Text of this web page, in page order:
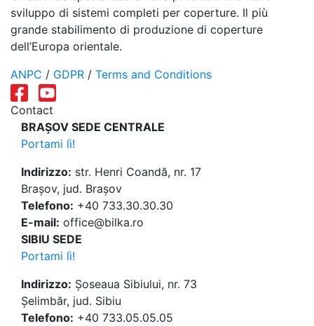
sviluppo di sistemi completi per coperture. Il più
grande stabilimento di produzione di coperture
dell’Europa orientale.
ANPC / GDPR / Terms and Conditions
Contact
BRAȘOV SEDE CENTRALE
Portami lì!
Indirizzo: str. Henri Coandă, nr. 17
Brașov, jud. Brașov
Telefono: +40 733.30.30.30
E-mail: office@bilka.ro
SIBIU SEDE
Portami lì!
Indirizzo: Șoseaua Sibiului, nr. 73
Șelimbăr, jud. Sibiu
Telefono: +40 733.05.05.05